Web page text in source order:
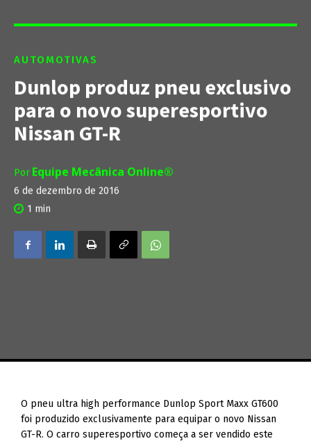
AUTOMOTIVAS
Dunlop produz pneu exclusivo
para o novo superesportivo
Nissan GT-R
Por Equipe Mecânica Online®
6 de dezembro de 2016
1 min
O pneu ultra high performance Dunlop Sport Maxx GT600
foi produzido exclusivamente para equipar o novo Nissan
GT-R. O carro superesportivo começa a ser vendido este